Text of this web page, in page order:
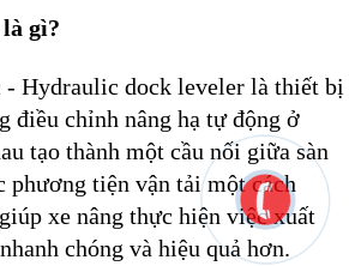
gì?
- Hydraulic dock leveler là thiết bị
điều chỉnh nâng hạ tự động ở
tạo thành một cầu nối giữa sàn
phương tiện vận tảimột cách
xe nâng thực hiện việc xuất
chóng và hiệu quả hơn.